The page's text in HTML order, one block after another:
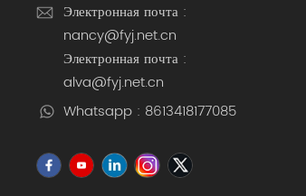
Электронная почта :
nancy@fyj.net.cn
Электронная почта :
alva@fyj.net.cn
Whatsapp : 8613418177085